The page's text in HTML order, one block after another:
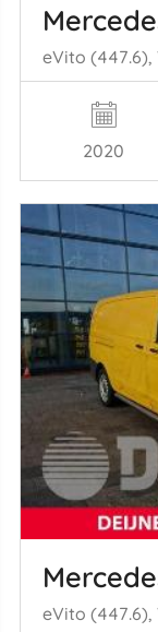
eVito (447.6),
2020
eVito (447.6),